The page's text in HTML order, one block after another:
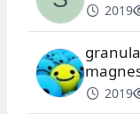
2019
2019